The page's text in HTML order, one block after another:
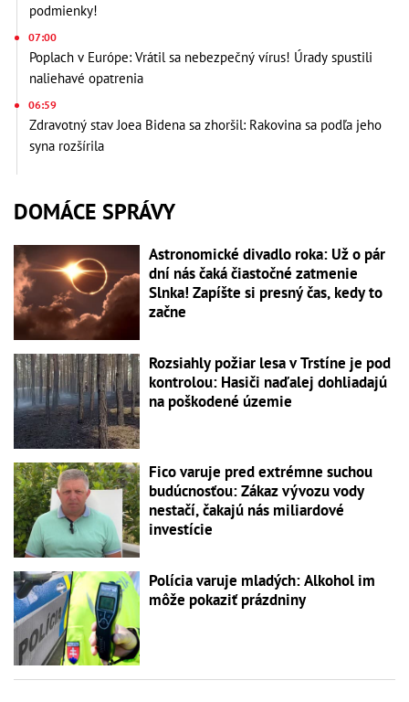
podmienky!
07:00
Poplach v Európe: Vrátil sa nebezpečný vírus! Úrady spustili
naliehavé opatrenia
06:59
Zdravotný stav Joea Bidena sa zhoršil: Rakovina sa podľa jeho
syna rozšírila
DOMÁCE SPRÁVY
Astronomické divadlo roka: Už o pár
dní nás čaká čiastočné zatmenie
Slnka! Zapíšte si presný čas, kedy to
začne
Rozsiahly požiar lesa v Trstíne je pod
kontrolou: Hasiči naďalej dohliadajú
na poškodené územie
Fico varuje pred extrémne suchou
budúcnosťou: Zákaz vývozu vody
nestačí, čakajú nás miliardové
investície
Polícia varuje mladých: Alkohol im
môže pokaziť prázdniny